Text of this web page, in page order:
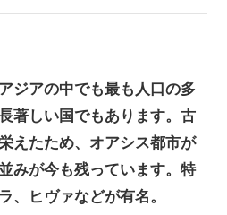
ジアの中でも最も人口の多
著しい国でもあります。古
えたため、オアシス都市が
みが今も残っています。特
、ヒヴァなどが有名。